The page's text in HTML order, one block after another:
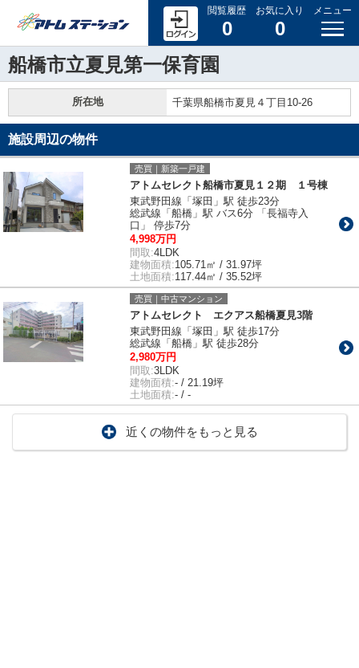
閲覧履歴
0
お気に入り
0
メニュー
船橋市立夏見第一保育園
所在地 千葉県船橋市夏見４丁目10-26
施設周辺の物件
売買｜新築一戸建
アトムセレクト船橋市夏見１２期 １号棟
東武野田線「塚田」駅 徒歩23分
総武線「船橋」駅 バス6分 「長福寺入
口」 停歩7分
4,998万円
間取:4LDK
建物面積:105.71㎡ / 31.97坪
土地面積:117.44㎡ / 35.52坪
売買｜中古マンション
アトムセレクト エクアス船橋夏見3階
東武野田線「塚田」駅 徒歩17分
総武線「船橋」駅 徒歩28分
2,980万円
間取:3LDK
建物面積:- / 21.19坪
土地面積:- / -
近くの物件をもっと見る